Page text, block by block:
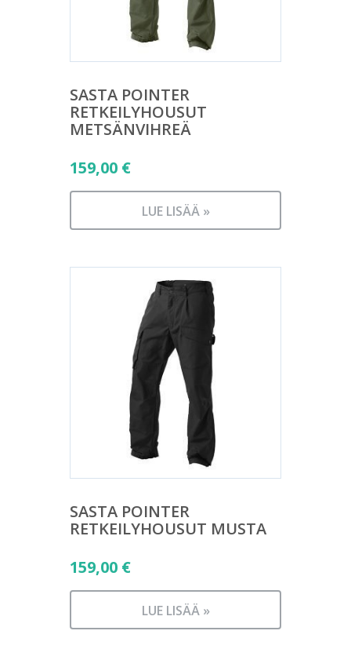
SASTA POINTER
RETKEILYHOUSUT
METSÄNVIHREÄ
159,00 €
LUE LISÄÄ »
SASTA POINTER
RETKEILYHOUSUT MUSTA
159,00 €
LUE LISÄÄ »